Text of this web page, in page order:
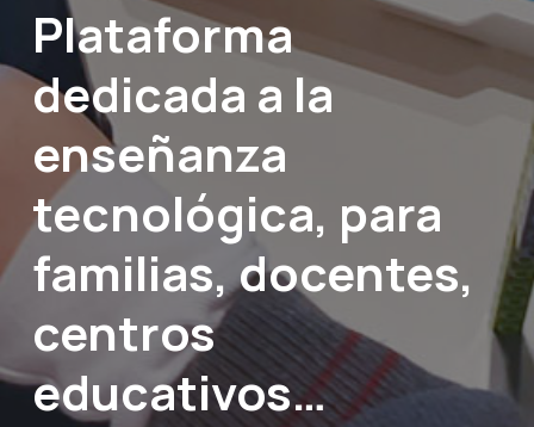
Plataforma
dedicada a la
enseñanza
tecnológica, para
familias, docentes,
centros
educativos…